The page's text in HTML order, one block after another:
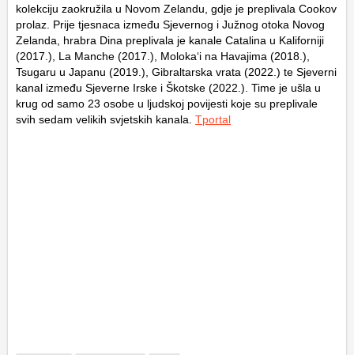
kolekciju zaokružila u Novom Zelandu, gdje je preplivala Cookov
prolaz. Prije tjesnaca između Sjevernog i Južnog otoka Novog
Zelanda, hrabra Dina preplivala je kanale Catalina u Kaliforniji
(2017.), La Manche (2017.), Molokaʻi na Havajima (2018.),
Tsugaru u Japanu (2019.), Gibraltarska vrata (2022.) te Sjeverni
kanal između Sjeverne Irske i Škotske (2022.). Time je ušla u
krug od samo 23 osobe u ljudskoj povijesti koje su preplivale
svih sedam velikih svjetskih kanala. Tportal